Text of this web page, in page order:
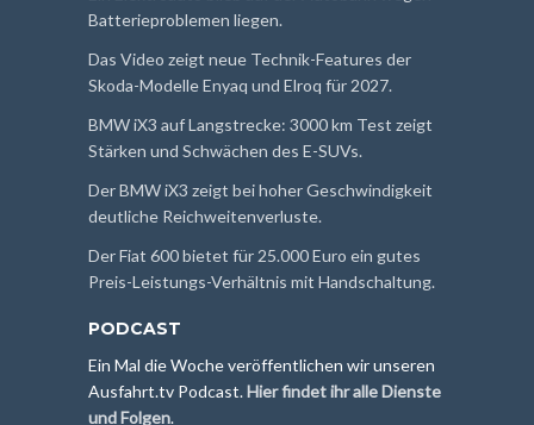
Batterieproblemen liegen.
Das Video zeigt neue Technik-Features der
Skoda-Modelle Enyaq und Elroq für 2027.
BMW iX3 auf Langstrecke: 3000 km Test zeigt
Stärken und Schwächen des E-SUVs.
Der BMW iX3 zeigt bei hoher Geschwindigkeit
deutliche Reichweitenverluste.
Der Fiat 600 bietet für 25.000 Euro ein gutes
Preis-Leistungs-Verhältnis mit Handschaltung.
PODCAST
Ein Mal die Woche veröffentlichen wir unseren
Ausfahrt.tv Podcast.Hier findet ihr alle Dienste
und Folgen.